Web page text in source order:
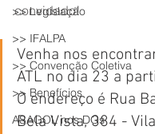
>> Legislação
>> IFALPA
>> Convenção Coletiva
>> Benefícios
ASAGOL nos DOs
convidado!
Venha nos
ATL no dia 23 a
O endereço é Rua
Bela Vista, 384 -